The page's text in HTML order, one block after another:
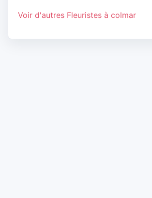
Voir d'autres Fleuristes à colmar